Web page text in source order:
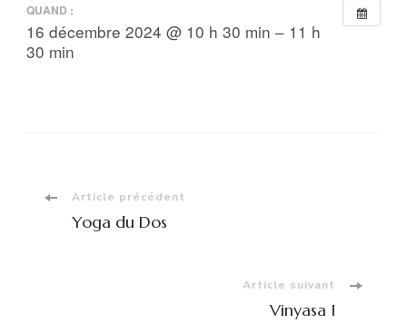
QUAND :
16 décembre 2024 @ 10 h 30 min – 11 h
30 min
Navigation
Article précédent
Yoga du Dos
Article suivant
Vinyasa I